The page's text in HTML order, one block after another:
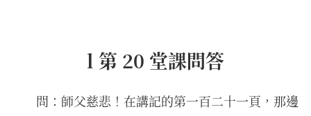
l 第 20 堂課問答
問：師父慈悲！在講記的第一百二十一頁，那邊